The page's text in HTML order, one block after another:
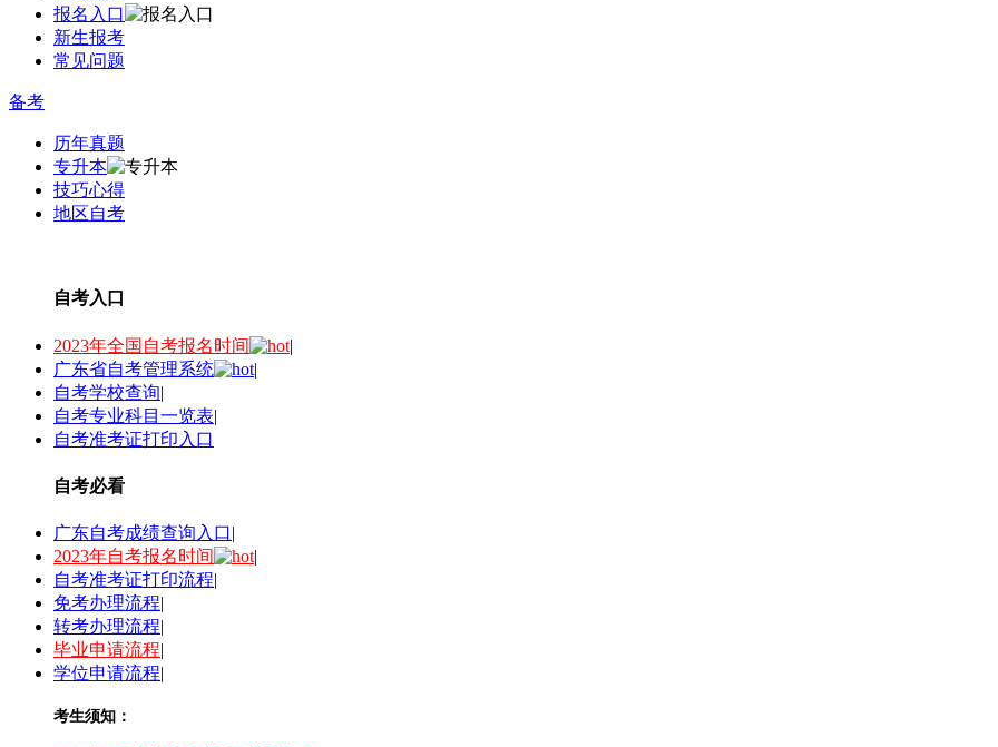
报名入口
新生报考
常见问题
备考
历年真题
专升本
技巧心得
地区自考
自考入口
2023年全国自考报名时间
|
广东省自考管理系统
|
自考学校查询|
自考专业科目一览表|
自考准考证打印入口
自考必看
广东自考成绩查询入口|
2023年自考报名时间
|
自考准考证打印流程|
免考办理流程|
转考办理流程|
毕业申请流程|
学位申请流程|
考生须知：